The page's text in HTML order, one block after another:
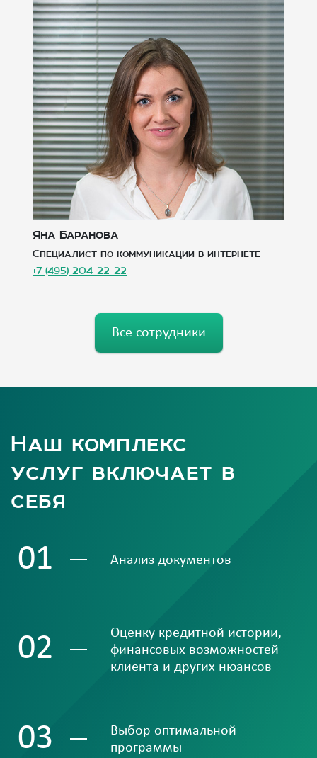
Яна Баранова
Специалист по коммуникации в интернете
+7 (495) 204-22-22
Все сотрудники
Наш комплекс
услуг включает в
себя
01 Анализ документов
02
Оценку кредитной истории,
финансовых возможностей
клиента и других нюансов
03
Выбор оптимальной
программы